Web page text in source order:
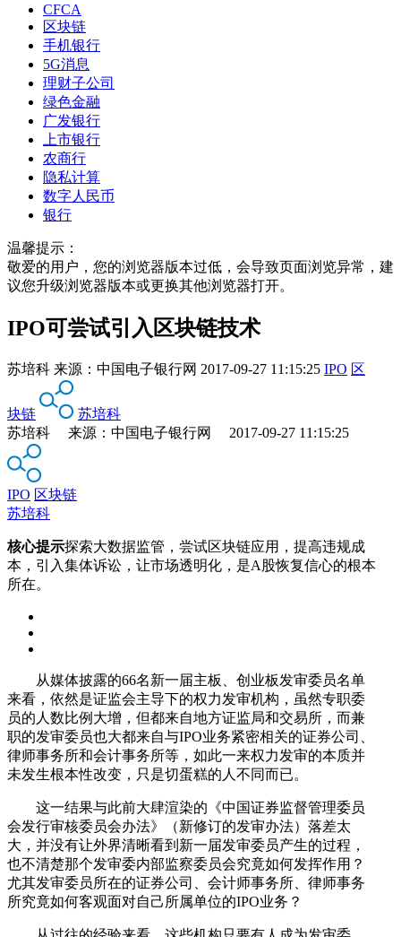
CFCA
区块链
手机银行
5G消息
理财子公司
绿色金融
广发银行
上市银行
农商行
隐私计算
数字人民币
银行
温馨提示：
敬爱的用户，您的浏览器版本过低，会导致页面浏览异常，建
议您升级浏览器版本或更换其他浏览器打开。
IPO可尝试引入区块链技术
苏培科 来源： 中国电子银行网 2017-09-27 11:15:25 IPO 区
块链
苏培科
苏培科 来源：中国电子银行网 2017-09-27 11:15:25
IPO 区块链
苏培科
核心提示探索大数据监管，尝试区块链应用，提高违规成
本，引入集体诉讼，让市场透明化，是A股恢复信心的根本
所在。
从媒体披露的66名新一届主板、创业板发审委员名单
来看，依然是证监会主导下的权力发审机构，虽然专职委
员的人数比例大增，但都来自地方证监局和交易所，而兼
职的发审委员也大都来自与IPO业务紧密相关的证券公司、
律师事务所和会计事务所等，如此一来权力发审的本质并
未发生根本性改变，只是切蛋糕的人不同而已。
这一结果与此前大肆渲染的《中国证券监督管理委员
会发行审核委员会办法》（新修订的发审办法）落差太
大，并没有让外界清晰看到新一届发审委员产生的过程，
也不清楚那个发审委内部监察委员会究竟如何发挥作用？
尤其发审委员所在的证券公司、会计师事务所、律师事务
所究竟如何客观面对自己所属单位的IPO业务？